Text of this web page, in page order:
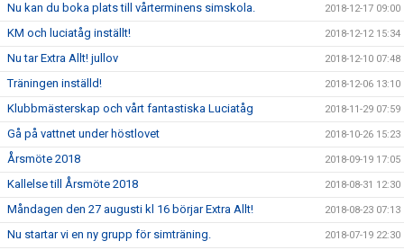
Nu kan du boka plats till vårterminens simskola. 2018-12-17 09:00
KM och luciatåg inställt! 2018-12-12 15:34
Nu tar Extra Allt! jullov 2018-12-10 07:48
Träningen inställd! 2018-12-06 13:10
Klubbmästerskap och vårt fantastiska Luciatåg 2018-11-29 07:59
Gå på vattnet under höstlovet 2018-10-26 15:23
Årsmöte 2018 2018-09-19 17:05
Kallelse till Årsmöte 2018 2018-08-31 12:30
Måndagen den 27 augusti kl 16 börjar Extra Allt! 2018-08-23 07:13
Nu startar vi en ny grupp för simträning. 2018-07-19 22:30